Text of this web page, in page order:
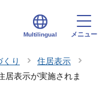
Multilingual メニュー
くり
住居表示
居表示が実施されま